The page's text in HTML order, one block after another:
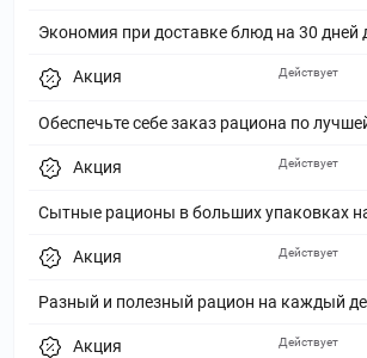
Экономия при доставке блюд на 30 дней
Акция
Обеспечьте себе заказ рациона по
Действует
Акция
Сытные рационы в больших упаковках
Действует
Акция
Разный и полезный рацион на каждый
Действует
Акция Действует